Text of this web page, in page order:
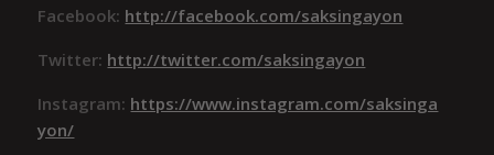
Facebook: http://facebook.com/saksingayon
Twitter: http://twitter.com/saksingayon
Instagram: https://www.instagram.com/saksinga
yon/